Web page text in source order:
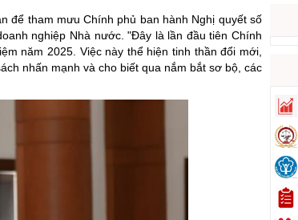
Thông tin biên giới
Người Việt Nam ưu tiên dùng hàng Việt Nam
để tham mưu Chính phủ ban hành Nghị quyết số
nghiệp Nhà nước. "Đây là lần đầu tiên Chính
năm 2025. Việc này thể hiện tinh thần đổi mới,
nhấn mạnh và cho biết qua nắm bắt sơ bộ, các